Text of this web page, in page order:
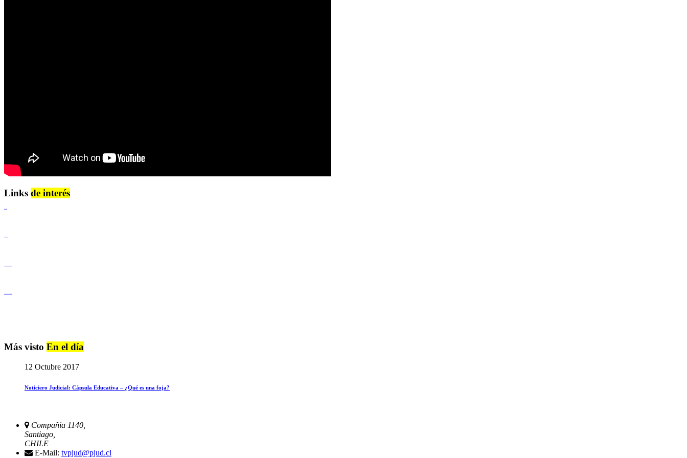
Links de interés
Más visto En el día
12 Octubre 2017
Noticiero Judicial: Cápsula Educativa – ¿Qué es una foja?
Compañia 1140,
Santiago,
CHILE
E-Mail: tvpjud@pjud.cl